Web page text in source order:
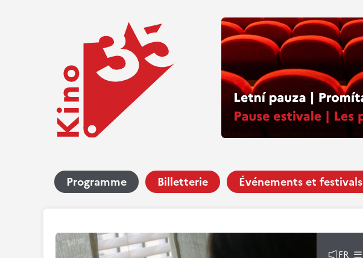
Programme Billetterie Événements et festivals
FR